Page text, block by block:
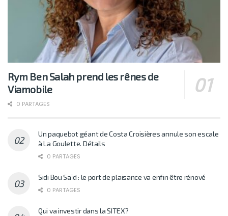
Rym Ben Salah prend les rênes de
Viamobile
0 PARTAGES
Un paquebot géant de Costa Croisières annule son escale
à La Goulette. Détails
0 PARTAGES
Sidi Bou Saïd : le port de plaisance va enfin être rénové
0 PARTAGES
Qui va investir dans la SITEX?